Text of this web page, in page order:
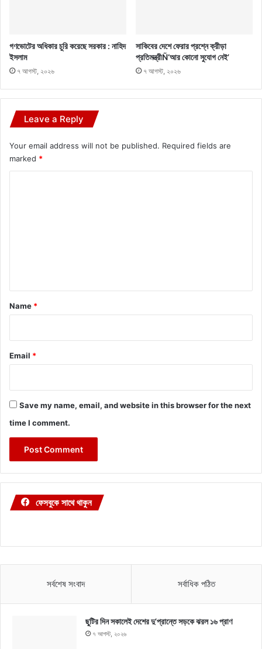
গণভোটের অধিকার চুরি করেছে সরকার : নাহিদ
ইসলাম
৭ আগস্ট, ২০২৬
সাকিবের দেশে ফেরার প্রশ্নে ক্রীড়া
প্রতিমন্ত্রীÑ‘আর কোনো সুযোগ নেই’
৭ আগস্ট, ২০২৬
Leave a Reply
Your email address will not be published. Required fields are
marked *
*
Name *
Email *
Save my name, email, and website in this browser for the next
time I comment.
ফেসবুকে সাথে থাকুন
সর্বশেষ সংবাদ সর্বাধিক পঠিত
ছুটির দিন সকালেই দেশের দু’প্রান্তে সড়কে ঝরল ১৬ প্রাণ
৭ আগস্ট, ২০২৬